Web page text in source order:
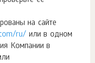
на сайте
ru/ или в одном
Компании в